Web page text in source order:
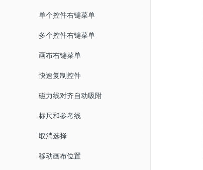
单个控件右键菜单
多个控件右键菜单
画布右键菜单
快速复制控件
磁力线对齐自动吸附
标尺和参考线
取消选择
移动画布位置